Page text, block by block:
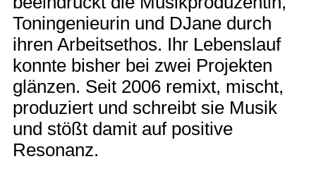
Toningenieurin und DJane durch
ihren Arbeitsethos. Ihr Lebenslauf
konnte bisher bei zwei Projekten
glänzen. Seit 2006 remixt, mischt,
produziert und schreibt sie Musik
und stößt damit auf positive
Resonanz.